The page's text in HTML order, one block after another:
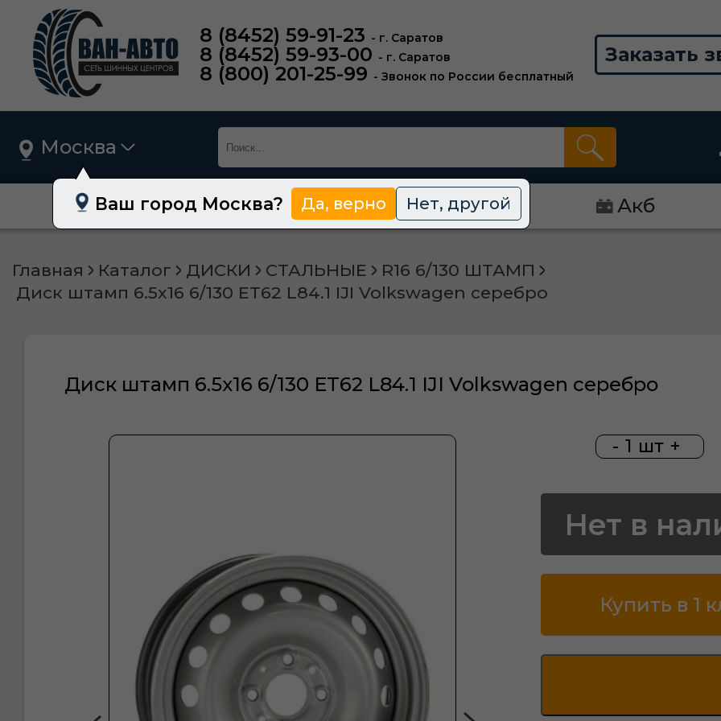
8 (8452) 59-91-23 - г. Саратов
8 (8452) 59-93-00 - г. Саратов
8 (800) 201-25-99 - Звонок по России бесплатный
Заказать
Москва
Ваш город Москва? Да, верно Нет, другой
О нас Шины Диски Акб
Главная Каталог ДИСКИ СТАЛЬНЫЕ
R16 6/130 ШТАМП
Диск штамп 6.5х16 6/130 ET62 L84.1 IJI Volkswagen серебро
Диск штамп 6.5х16 6/130 ET62 L84.1 IJI Volkswagen серебро
- 1 шт +
Нет в
Купить в 1